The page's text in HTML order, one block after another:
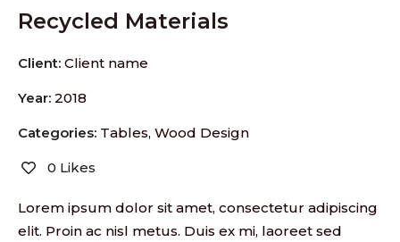
Recycled Materials
Client: Client name
Year: 2018
Categories: Tables, Wood Design
0 Likes
Lorem ipsum dolor sit amet, consectetur adipiscing
elit. Proin ac nisl metus. Duis ex mi, laoreet sed